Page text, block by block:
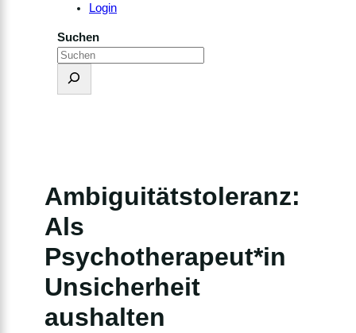
Login
Suchen
Ambiguitätstoleranz:
Als
Psychotherapeut*in
Unsicherheit
aushalten